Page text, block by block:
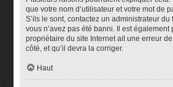
que votre nom d’utilisateur et votre mot de
S’ils le sont, contactez un administrateur
vous n’avez pas été banni. Il est également
propriétaire du site Internet ait une erreur
côté, et qu’il devra la corriger.
Haut